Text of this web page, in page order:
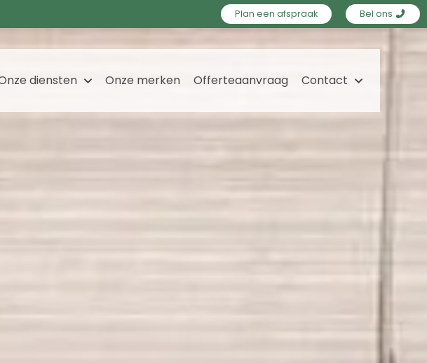
Plan een afspraak Bel ons
diensten Onze merken Offerteaanvraag Contact